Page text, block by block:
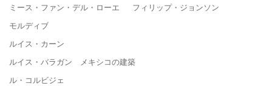
ミース・ファン・デル・ローエ フィリップ・ジョンソン
モルディブ
ルイス・カーン
ルイス・バラガン メキシコの建築
ル・コルビジェ